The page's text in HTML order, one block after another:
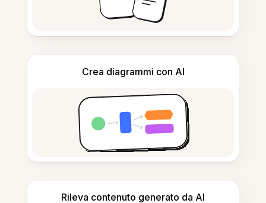
Crea diagrammi con AI
Rileva contenuto generato da AI